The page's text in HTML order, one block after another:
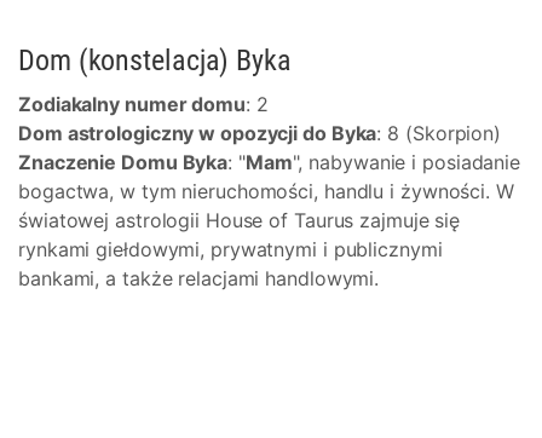
Dom (konstelacja) Byka
Zodiakalny numer domu: 2
Dom astrologiczny w opozycji do Byka: 8 (Skorpion)
Znaczenie Domu Byka: "Mam", nabywanie i posiadanie
bogactwa, w tym nieruchomości, handlu i żywności. W
światowej astrologii House of Taurus zajmuje się
rynkami giełdowymi, prywatnymi i publicznymi
bankami, a także relacjami handlowymi.